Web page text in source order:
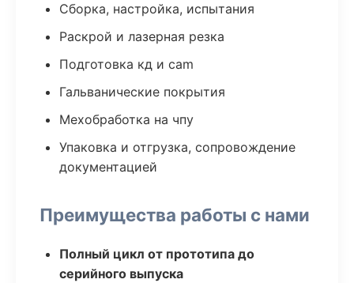
Сборка, настройка, испытания
Раскрой и лазерная резка
Подготовка кд и cam
Гальванические покрытия
Мехобработка на чпу
Упаковка и отгрузка, сопровождение
документацией
Преимущества работы с нами
Полный цикл от прототипа до
серийного выпуска